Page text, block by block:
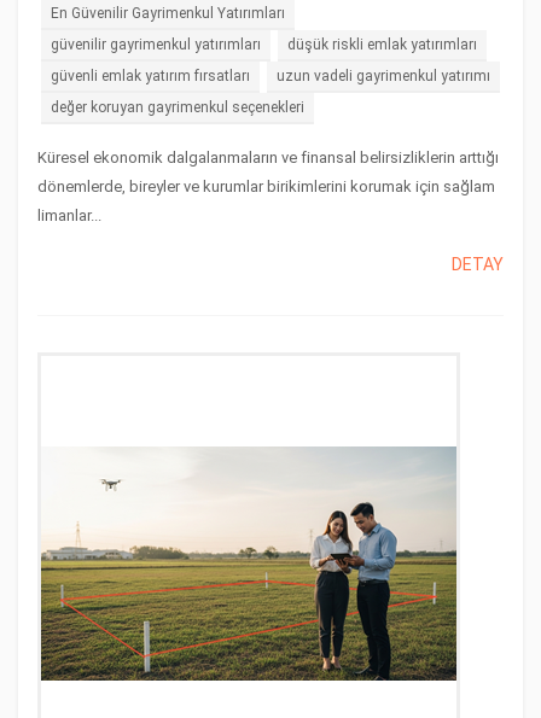
En Güvenilir Gayrimenkul Yatırımları
güvenilir gayrimenkul yatırımları
düşük riskli emlak yatırımları
güvenli emlak yatırım fırsatları
uzun vadeli gayrimenkul yatırımı
değer koruyan gayrimenkul seçenekleri
Küresel ekonomik dalgalanmaların ve finansal belirsizliklerin arttığı
dönemlerde, bireyler ve kurumlar birikimlerini korumak için sağlam
limanlar...
DETAY